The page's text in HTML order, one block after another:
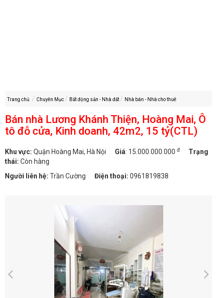
Trang chủ Chuyên Mục Bất động sản - Nhà đất Nhà bán - Nhà cho thuê
Bán nhà Lương Khánh Thiện, Hoàng Mai, Ô
tô đỗ cửa, Kinh doanh, 42m2, 15 tỷ(CTL)
Khu vực: Quận Hoàng Mai, Hà Nội Giá: 15.000.000.000 đ
Trạng
thái: Còn hàng
Người liên hệ: Trần Cường Điện thoại: 0961819838